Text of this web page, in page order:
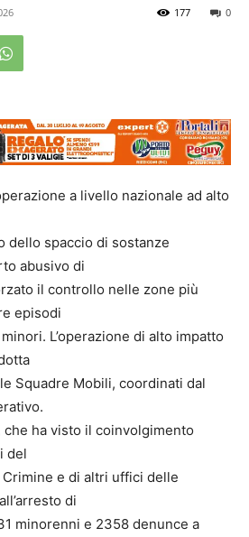
0
177
a livello nazionale ad alto
dello spaccio di sostanze
abusivo di
il controllo nelle zone più
episodi
L’operazione di alto impatto
Squadre Mobili, coordinati dal
che ha visto il coinvolgimento
del
e di altri uffici delle
di
minorenni e 2358 denunce a